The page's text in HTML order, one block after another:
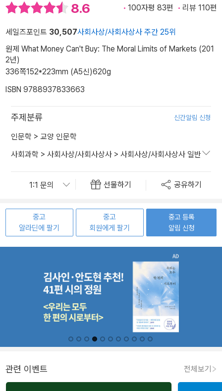
8.6 100자평 83편 리뷰 110편
세일즈포인트 30,507사회사상/사회사상사 주간 25위
원제 What Money Can't Buy: The Moral Limits of Markets (201
2년)
336쪽152*223mm (A5신)620g
ISBN 9788937833663
주제분류 신간알림 신청
인문학 > 교양 인문학
사회과학 > 사회사상/사회사상사 > 사회사상/사회사상사 일반
선물하기 공유하기
중고
알라딘에 팔기
중고
회원에게 팔기
중고 등록
알림 신청
관련 이벤트 전체보기